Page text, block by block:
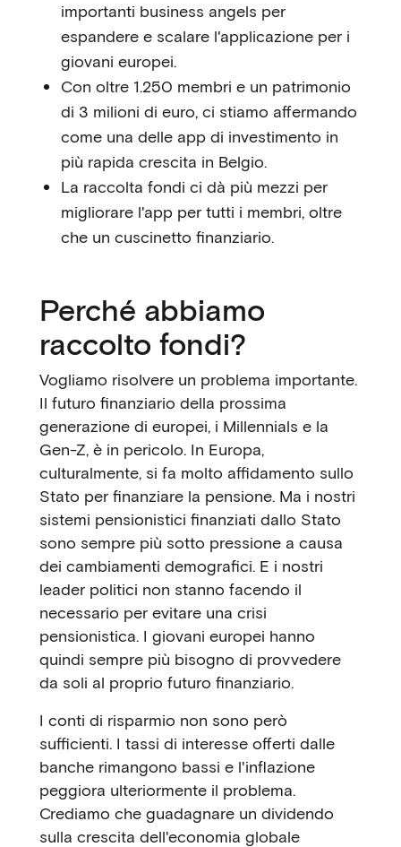
importanti business angels per
espandere e scalare l'applicazione per i
giovani europei.
Con oltre 1.250 membri e un patrimonio
di 3 milioni di euro, ci stiamo affermando
come una delle app di investimento in
più rapida crescita in Belgio.
La raccolta fondi ci dà più mezzi per
migliorare l'app per tutti i membri, oltre
che un cuscinetto finanziario.
Perché abbiamo
raccolto fondi?
Vogliamo risolvere un problema importante.
Il futuro finanziario della prossima
generazione di europei, i Millennials e la
Gen-Z, è in pericolo. In Europa,
culturalmente, si fa molto affidamento sullo
Stato per finanziare la pensione. Ma i nostri
sistemi pensionistici finanziati dallo Stato
sono sempre più sotto pressione a causa
dei cambiamenti demografici. E i nostri
leader politici non stanno facendo il
necessario per evitare una crisi
pensionistica. I giovani europei hanno
quindi sempre più bisogno di provvedere
da soli al proprio futuro finanziario.
I conti di risparmio non sono però
sufficienti. I tassi di interesse offerti dalle
banche rimangono bassi e l'inflazione
peggiora ulteriormente il problema.
Crediamo che guadagnare un dividendo
sulla crescita dell'economia globale